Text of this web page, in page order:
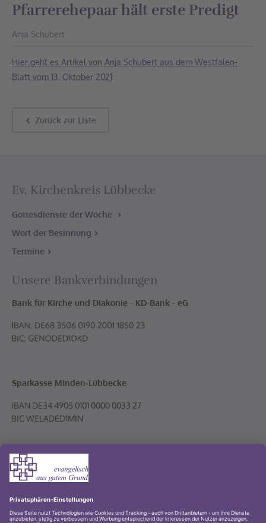
32369 Rahden
Pfarrerehepaar hält erste Predigt
Anja Schubert
Hier geht es Artikel von Anja Schubert aus dem Westfalen-
Blatt vom 13. Oktober 2021
Zurück zur Liste
Ev. Kirchenkreis Lübbecke
Gottesdienste der Woche
Wort der Besinnung
Termine
Unsere Bankverbindungen
Bank für Kirche und Diakonie - KD-Bank - eG
Sparkasse Minden-Lübbecke
Volksbank PLUS eG